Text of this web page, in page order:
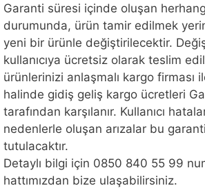
Garanti süresi içinde oluşan
durumunda, ürün tamir edilmek
yeni bir ürünle değiştirilecektir.
kullanıcıya ücretsiz olarak teslim
ürünlerinizi anlaşmalı kargo firması
halinde gidiş geliş kargo ücretleri
tarafından karşılanır. Kullanıcı
nedenlerle oluşan arızalar bu garanti
tutulacaktır.
Detaylı bilgi için 0850 840 55 99
hattımızdan bize ulaşabilirsiniz.